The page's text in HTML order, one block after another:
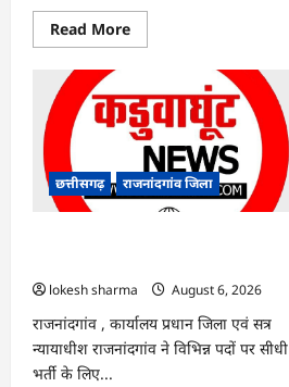
Read MoreRead
more
ऑटो
चालक
को
लूटने
वाले
4
गिरफ्तार…
छत्तीसगढ़ राजनांदगांव जिला
lokesh sharma
August 6, 2026
राजनांदगांव , कार्यालय प्रधान जिला एवं सत्र
न्यायाधीश राजनांदगांव ने विभिन्न पदों पर सीधी
भर्ती के लिए...